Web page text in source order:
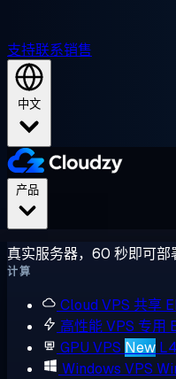
支持联系销售
中文
真实服务器，60 秒即可部
计算
Cloud VPS 共享
高性能 VPS 专用
GPU VPS New
Windows VPS